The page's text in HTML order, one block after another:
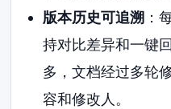
版本历史可追溯 ：
持对比差异和一键
多，文档经过多轮
容和修改人。